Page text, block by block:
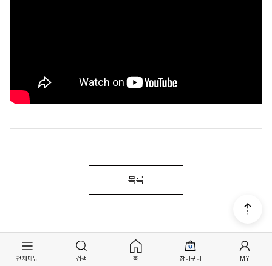
목록
전체메뉴 검색 홈 장바구니 MY